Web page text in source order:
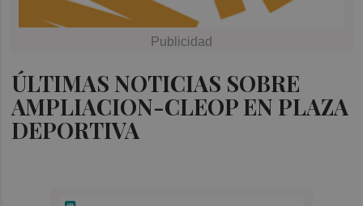
ÚLTIMAS NOTICIAS SOBRE
AMPLIACION-CLEOP EN PLAZA
DEPORTIVA